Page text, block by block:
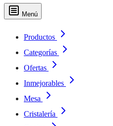
Menú
Productos
Categorías
Ofertas
Inmejorables
Mesa
Cristalería